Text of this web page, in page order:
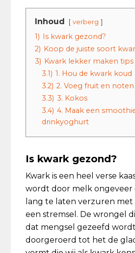
Inhoud verberg
1) Is kwark gezond?
2) Koop de juiste soort
3) Kwark lekker maken tips
3.1) 1. Hou de kwark koud
3.2) 2. Voeg fruit en
3.3) 3. Kokos
3.4) 4. Maak een
drinkyoghurt
Is kwark gezond?
Kwark is een heel verse
wordt door melk ongeveer
lang te laten verzuren
een stremsel. De wrongel
dat mengsel gezeefd
doorgeroerd tot het de